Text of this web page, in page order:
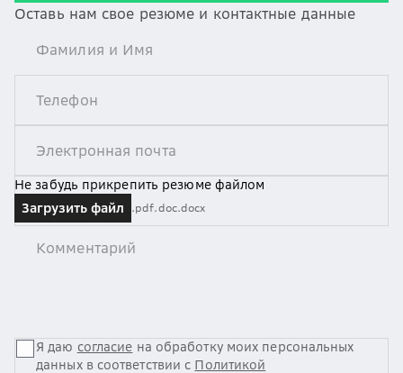
Оставь нам свое резюме и контактные данные
Не забудь прикрепить резюме файлом
Загрузить файл
.pdf.doc.docx
Я даю согласие на обработку моих персональных
данных в соответствии с Политикой